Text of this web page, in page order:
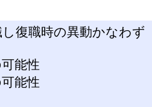
復職時の異動かなわず
能性
能性